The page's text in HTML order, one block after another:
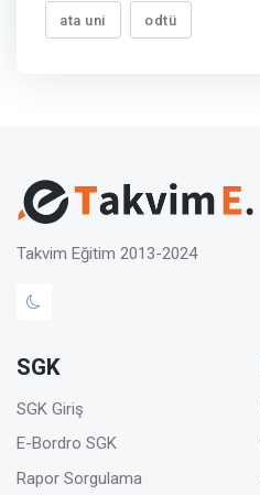
ata uni odtü
Takvim Eğitim 2013-2024
SGK
SGK Giriş
E-Bordro SGK
Rapor Sorgulama